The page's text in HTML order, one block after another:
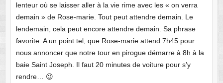
lenteur où se laisser aller à la vie rime avec les « on verra
demain » de Rose-marie. Tout peut attendre demain. Le
lendemain, cela peut encore attendre demain. Sa phrase
favorite. A un point tel, que Rose-marie attend 7h45 pour
nous annoncer que notre tour en pirogue démarre à 8h à la
baie Saint Joseph. Il faut 20 minutes de voiture pour s’y
rendre… 😉